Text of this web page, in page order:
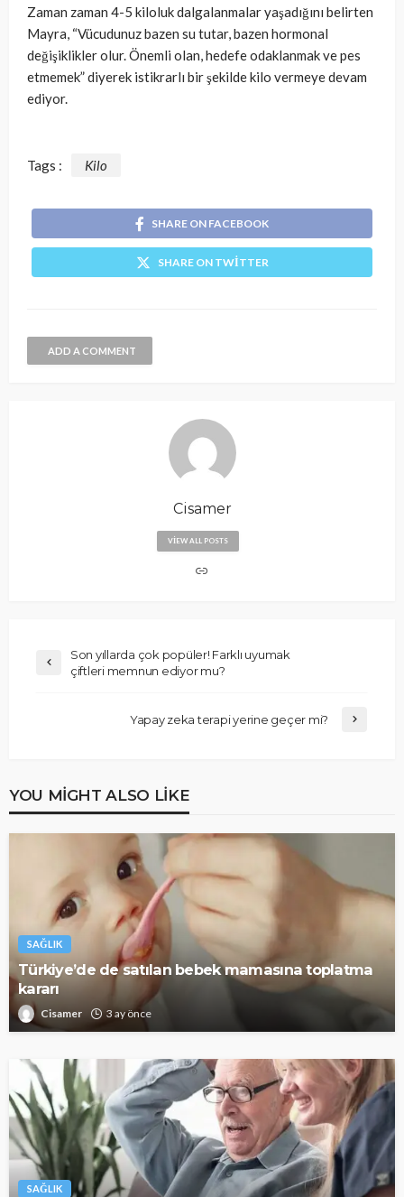
Zaman zaman 4-5 kiloluk dalgalanmalar yaşadığını belirten
Mayra, “Vücudunuz bazen su tutar, bazen hormonal
değişiklikler olur. Önemli olan, hedefe odaklanmak ve pes
etmemek” diyerek istikrarlı bir şekilde kilo vermeye devam
ediyor.
Tags : Kilo
SHARE ON FACEBOOK
SHARE ON TWITTER
ADD A COMMENT
Cisamer
VIEW ALL POSTS
Son yıllarda çok popüler! Farklı uyumak
çiftleri memnun ediyor mu?
Yapay zeka terapi yerine geçer mi?
YOU MIGHT ALSO LIKE
SAĞLIK
Türkiye’de de satılan bebek mamasına toplatma
kararı
Cisamer 3 ay önce
SAĞLIK